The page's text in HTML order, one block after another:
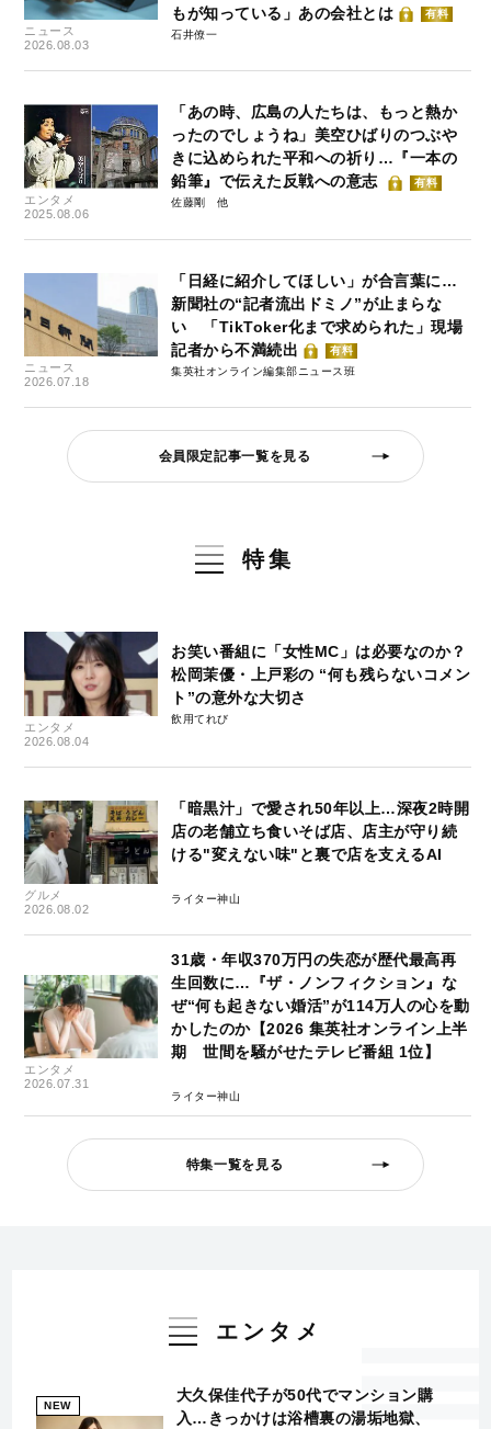
ニュース
2026.08.03
もが知っている」あの会社とは
有料
石井僚一
エンタメ
2025.08.06
「あの時、広島の人たちは、もっと熱か
ったのでしょうね」美空ひばりのつぶや
きに込められた平和への祈り…『一本の
鉛筆』で伝えた反戦への意志
有料
佐藤剛
ニュース
2026.07.18
「日経に紹介してほしい」が合言葉に…
新聞社の“記者流出ドミノ”が止まらな
い 「TikToker化まで求められた」現場
記者から不満続出
有料
集英社オンライン編集部ニュース班
会員限定記事一覧を見る
特集
エンタメ
2026.08.04
お笑い番組に「女性MC」は必要なのか？
松岡茉優・上戸彩の “何も残らないコメン
ト”の意外な大切さ
飲用てれび
グルメ
2026.08.02
「暗黒汁」で愛され50年以上…深夜2時開
店の老舗立ち食いそば店、店主が守り続
ける"変えない味"と裏で店を支えるAI
ライター神山
エンタメ
2026.07.31
31歳・年収370万円の失恋が歴代最高再
生回数に…『ザ・ノンフィクション』な
ぜ“何も起きない婚活”が114万人の心を動
かしたのか【2026 集英社オンライン上半
期 世間を騒がせたテレビ番組 1位】
ライター神山
特集一覧を見る
エンタメ
NEW
大久保佳代子が50代でマンション購
入…きっかけは浴槽裏の湯垢地獄、